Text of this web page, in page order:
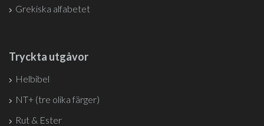
Grekiska alfabetet
Tryckta utgåvor
Helbibel
NT+ (tre olika färger)
Rut & Ester